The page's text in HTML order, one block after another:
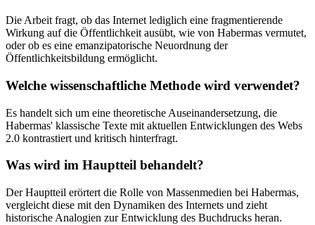
Die Arbeit fragt, ob das Internet lediglich eine fragmentierende
Wirkung auf die Öffentlichkeit ausübt, wie von Habermas vermutet,
oder ob es eine emanzipatorische Neuordnung der
Öffentlichkeitsbildung ermöglicht.
Welche wissenschaftliche Methode wird verwendet?
Es handelt sich um eine theoretische Auseinandersetzung, die
Habermas' klassische Texte mit aktuellen Entwicklungen des Webs
2.0 kontrastiert und kritisch hinterfragt.
Was wird im Hauptteil behandelt?
Der Hauptteil erörtert die Rolle von Massenmedien bei Habermas,
vergleicht diese mit den Dynamiken des Internets und zieht
historische Analogien zur Entwicklung des Buchdrucks heran.